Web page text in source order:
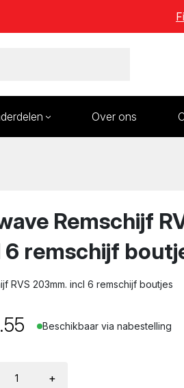
Over ons
Remschijf
6 remschijf
RVS 203mm. incl 6 remschijf boutjes
Beschikbaar via nabestelling
+